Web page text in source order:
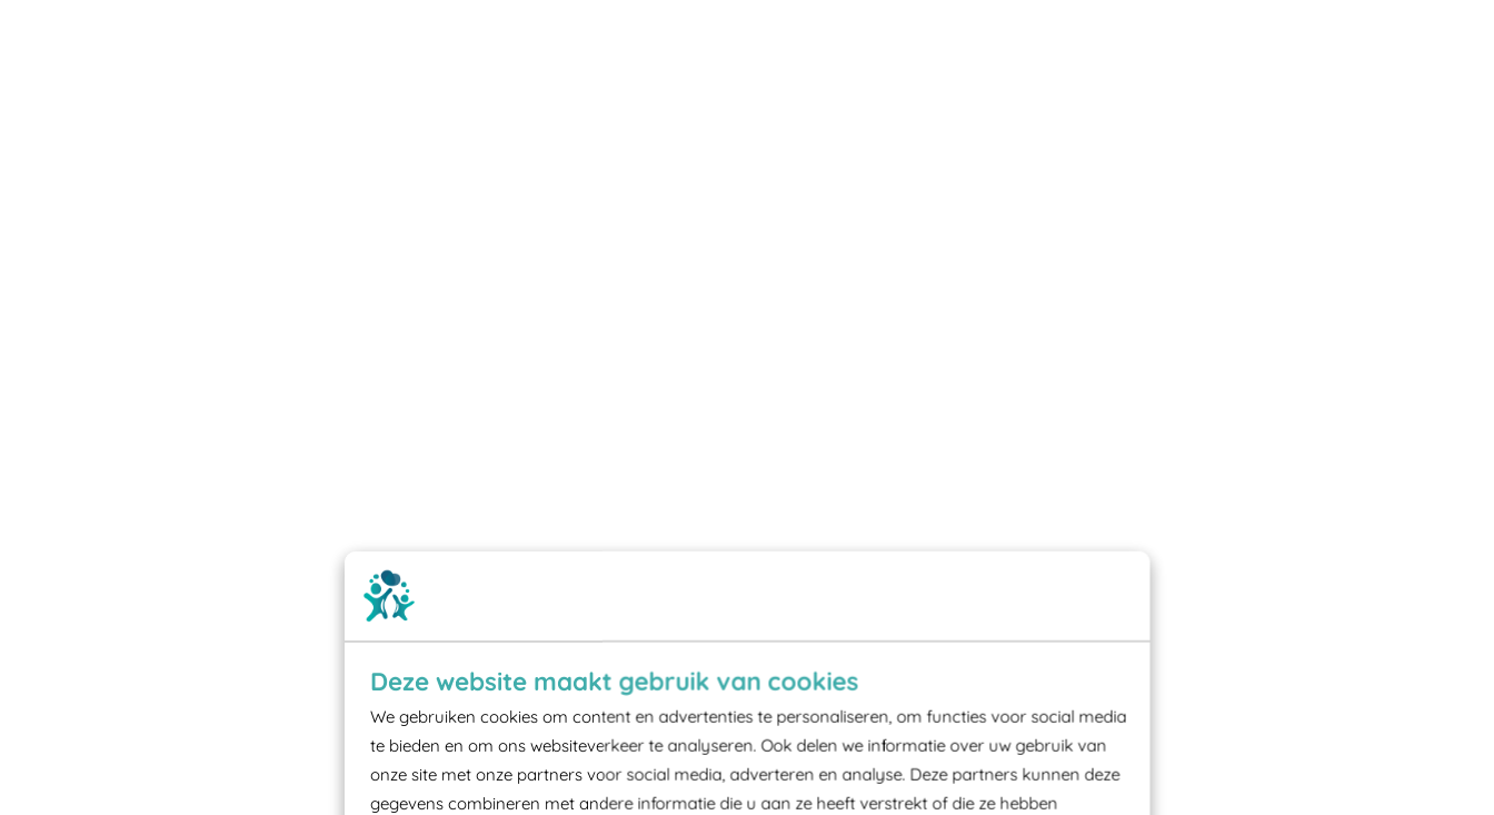
Deze website maakt gebruik van cookies
We gebruiken cookies om content en advertenties te personaliseren, om functies voor social media
te bieden en om ons websiteverkeer te analyseren. Ook delen we informatie over uw gebruik van
onze site met onze partners voor social media, adverteren en analyse. Deze partners kunnen deze
gegevens combineren met andere informatie die u aan ze heeft verstrekt of die ze hebben